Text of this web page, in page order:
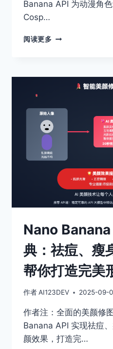
Banana API 为动漫角
Cosp…
阅读更多 COSPLAY
计：
BANANA
创
造
逼
真
动
角
具
Nano
典：祛痘、瘦
帮你打造完美
作者AI123DEV 2025-09-
作者注：全面的美颜修
Banana API 实现祛痘
颜效果，打造完…